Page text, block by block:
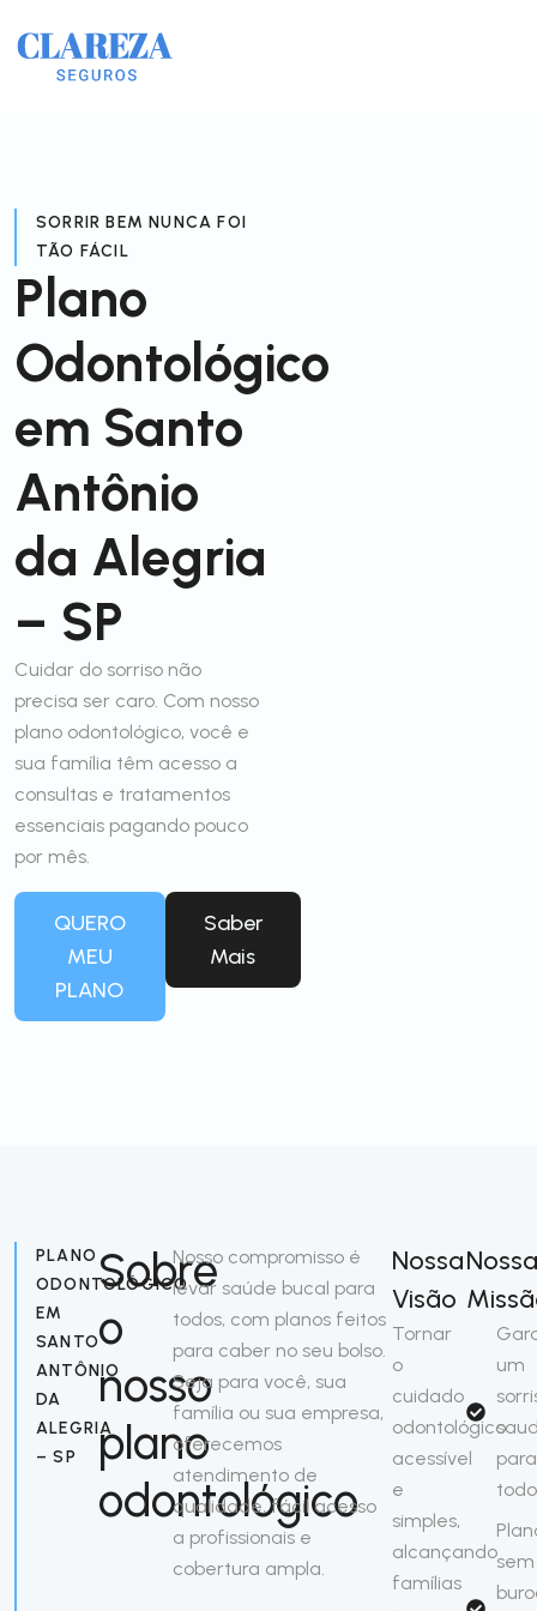
SORRIR BEM NUNCA FOI
TÃO FÁCIL
Plano
Odontológico
em Santo
Antônio
da Alegria
– SP
Cuidar do sorriso não
precisa ser caro. Com nosso
plano odontológico, você e
sua família têm acesso a
consultas e tratamentos
essenciais pagando pouco
por mês.
QUERO
MEU
PLANO
Saber
Mais
PLANO
ODONTOLÓGICO
EM
SANTO
ANTÔNIO
DA
ALEGRIA
– SP
Sobre
o
nosso
plano
odontológico
Nosso compromisso é
levar saúde bucal para
todos, com planos feitos
para caber no seu bolso.
Seja para você, sua
família ou sua empresa,
oferecemos
atendimento de
qualidade, fácil acesso
a profissionais e
cobertura ampla.
Nossa
Visão
Tornar
o
cuidado
odontológico
acessível
e
simples,
alcançando
famílias
um
para
sem